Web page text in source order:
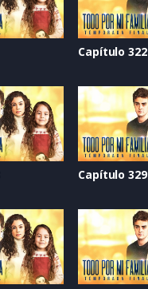
Capítulo 322
Capítulo 329